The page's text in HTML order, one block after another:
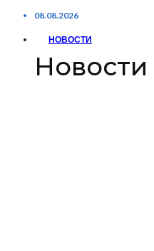
08.08.2026
НОВОСТИ
Новости